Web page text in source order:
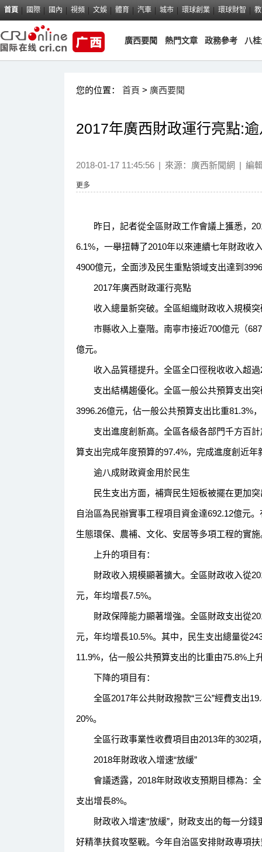
首頁 國際 國內 視頻 文娛 體育 汽車 城市 環球創業 環球財智
廣西要聞 熱門文章 政務參考 八
您的位置： 首頁 > 廣西要聞
2017年廣西財政運行亮點:
2018-01-17 11:45:56 | 來源： 廣西新聞網 | 編
更多
昨日，記者從全區財政工作會議上獲悉，
6.1%，一舉扭轉了2010年以來連續七年財政收
4900億元，全面涉及民生重點領域支出達到
2017年廣西財政運行亮點
收入總量新突破。全區組織財政收入規模突
市縣收入上臺階。南寧市接近700億元（
億元。
收入品質穩提升。全區全口徑稅收收入超過
支出結構趨優化。全區一般公共預算支出突
3996.26億元，佔一般公共預算支出比重81.3%
支出進度創新高。全區各級各部門千方百計
算支出完成年度預算的97.4%，完成進度創近年
逾八成財政資金用於民生
民生支出方面，補齊民生短板被擺在更加突
自治區為民辦實事工程項目資金達692.12億元
生態環保、農補、文化、安居等多項工程的實施
上升的項目有：
財政收入規模顯著擴大。全區財政收入從
元，年均增長7.5%。
財政保障能力顯著增強。全區財政支出從
元，年均增長10.5%。其中，民生支出總量從
11.9%，佔一般公共預算支出的比重由75.8%上
下降的項目有：
全區2017年公共財政撥款“三公”經費支出
20%。
全區行政事業性收費項目由2013年的302項
2018年財政收入增速“放緩”
會議透露，2018年財政收支預期目標為：全
支出增長8%。
財政收入增速“放緩”，財政支出的每一分錢
好精準扶貧攻堅戰。今年自治區安排財政專項